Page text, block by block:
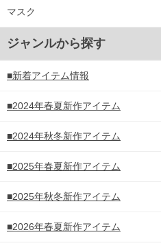
マスク
ジャンルから探す
■新着アイテム情報
■2024年春夏新作アイテム
■2024年秋冬新作アイテム
■2025年春夏新作アイテム
■2025年秋冬新作アイテム
■2026年春夏新作アイテム